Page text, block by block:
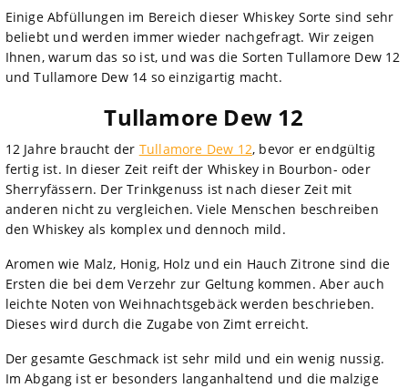
Einige Abfüllungen im Bereich dieser Whiskey Sorte sind sehr
beliebt und werden immer wieder nachgefragt. Wir zeigen
Ihnen, warum das so ist, und was die Sorten Tullamore Dew 12
und Tullamore Dew 14 so einzigartig macht.
Tullamore Dew 12
12 Jahre braucht der Tullamore Dew 12, bevor er endgültig
fertig ist. In dieser Zeit reift der Whiskey in Bourbon- oder
Sherryfässern. Der Trinkgenuss ist nach dieser Zeit mit
anderen nicht zu vergleichen. Viele Menschen beschreiben
den Whiskey als komplex und dennoch mild.
Aromen wie Malz, Honig, Holz und ein Hauch Zitrone sind die
Ersten die bei dem Verzehr zur Geltung kommen. Aber auch
leichte Noten von Weihnachtsgebäck werden beschrieben.
Dieses wird durch die Zugabe von Zimt erreicht.
Der gesamte Geschmack ist sehr mild und ein wenig nussig.
Im Abgang ist er besonders langanhaltend und die malzige